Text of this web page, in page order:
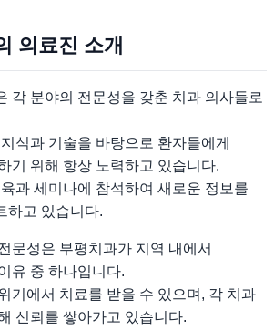
의료진 소개
각 분야의 전문성을 갖춘 치과 의사들로
식과 기술을 바탕으로 환자들에게
기 위해 항상 노력하고 있습니다.
과 세미나에 참석하여 새로운 정보를
하고 있습니다.
문성은 부평치과가 지역 내에서
유 중 하나입니다.
기에서 치료를 받을 수 있으며, 각 치과
신뢰를 쌓아가고 있습니다.